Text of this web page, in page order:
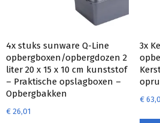
4x stuks sunware Q-Line
opbergboxen/opbergdozen 2
liter 20 x 15 x 10 cm kunststof
– Praktische opslagboxen –
Opbergbakken
€ 26,01
3x
€